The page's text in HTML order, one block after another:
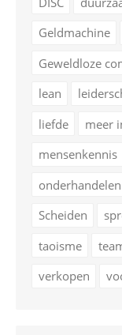
Geldmachine
Geweldloze
lean
liefde
meer
mensenkennis
onderhandelen
Scheiden
taoisme
verkopen